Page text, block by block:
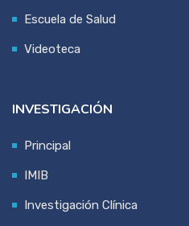
Escuela de Salud
Videoteca
INVESTIGACIÓN
Principal
IMIB
Investigación Clínica